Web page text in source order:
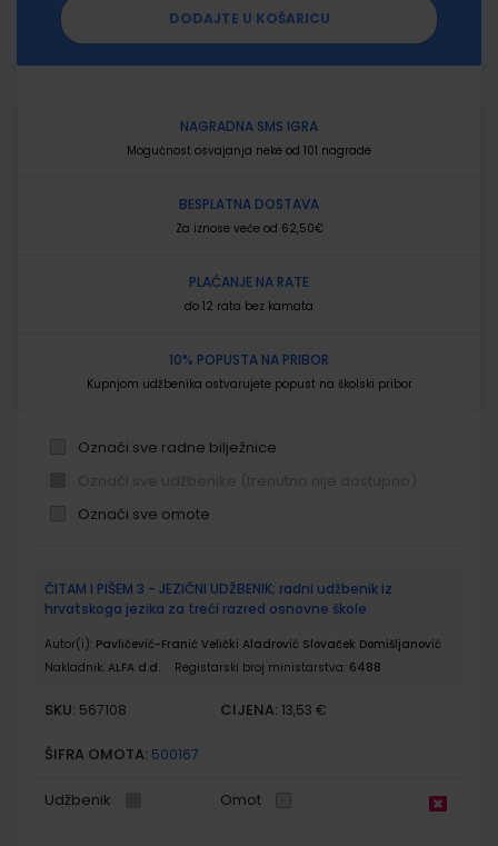
DODAJTE U KOŠARICU
NAGRADNA SMS IGRA
Mogućnost osvajanja neke od 101 nagrade
BESPLATNA DOSTAVA
Za iznose veće od 62,50€
PLAĆANJE NA RATE
do 12 rata bez kamata
10% POPUSTA NA PRIBOR
Kupnjom udžbenika ostvarujete popust na školski pribor
Označi sve radne bilježnice
Označi sve omote
proizvodi
ČITAM I PIŠEM 3 - JEZIČNI UDŽBENIK; radni udžbenik iz
hrvatskoga jezika za treći razred osnovne škole
Autor(i): Pavličević-Franić Velički Aladrović Slovaček Domišljanović
Nakladnik: ALFA d.d. Registarski broj ministarstva: 6488
SKU: 567108 CIJENA: 13,53 €
ŠIFRA OMOTA: 500167
Udžbenik Omot